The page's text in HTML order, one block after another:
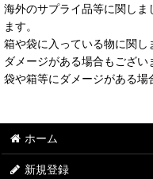
海外のサプライ品等に関し
ます。
箱や袋に入っている物に関
ダメージがある場合もござい
袋や箱等にダメージがある場
ホーム
新規登録